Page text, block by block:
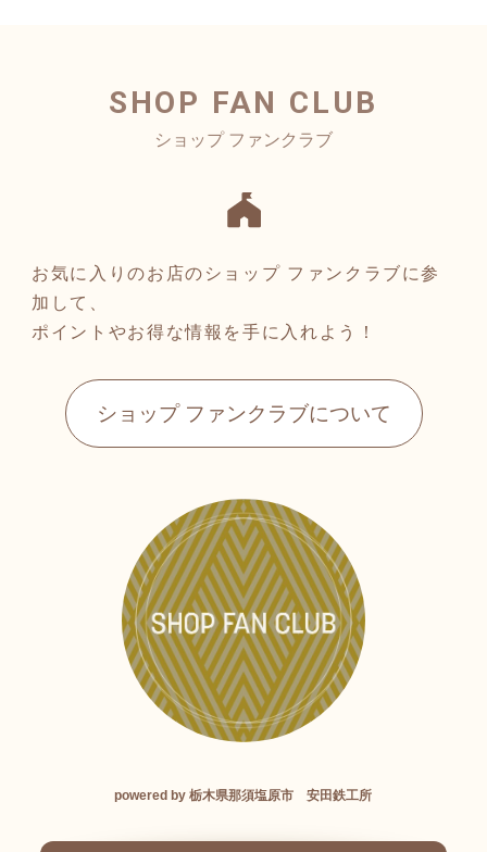
SHOP FAN CLUB
お気に入りのお店のショップ ファンクラブに参
加して、
ポイントやお得な情報を手に入れよう！
ショップ ファンクラブについて
powered by 栃木県那須塩原市 安田鉄工所